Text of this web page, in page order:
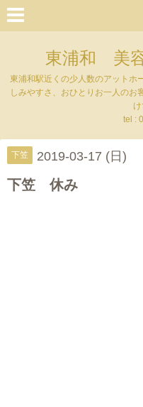
東浦和 美
東浦和駅近くの少人数のアット
しみやすさ、おひとりお一人のお
tel :
下笠 2019-03-17 (日)
下笠 休み